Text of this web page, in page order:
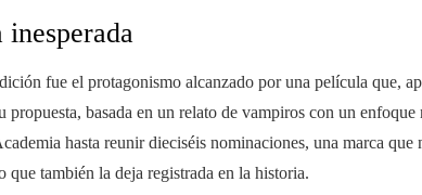
fue el protagonismo alcanzado por una película que,
propuesta, basada en un relato de vampiros con un
hasta reunir dieciséis nominaciones, una marca que
también la deja registrada en la historia.